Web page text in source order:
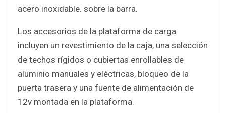
acero inoxidable. sobre la barra.
Los accesorios de la plataforma de carga
incluyen un revestimiento de la caja, una selección
de techos rígidos o cubiertas enrollables de
aluminio manuales y eléctricas, bloqueo de la
puerta trasera y una fuente de alimentación de
12v montada en la plataforma.